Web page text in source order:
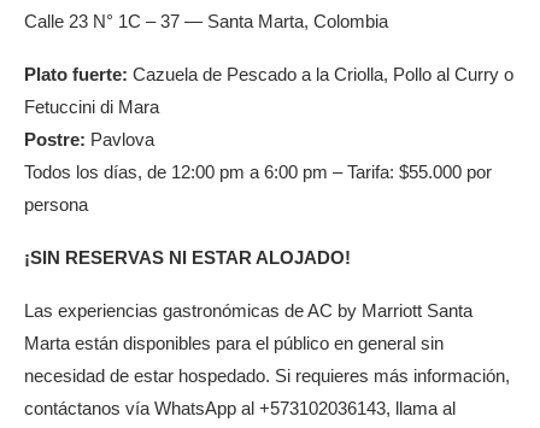
Calle 23 N° 1C – 37 — Santa Marta, Colombia
Plato fuerte: Cazuela de Pescado a la Criolla, Pollo al Curry o
Fetuccini di Mara
Postre: Pavlova
Todos los días, de 12:00 pm a 6:00 pm – Tarifa: $55.000 por
persona
¡SIN RESERVAS NI ESTAR ALOJADO!
Las experiencias gastronómicas de AC by Marriott Santa
Marta están disponibles para el público en general sin
necesidad de estar hospedado. Si requieres más información,
contáctanos vía WhatsApp al +573102036143, llama al